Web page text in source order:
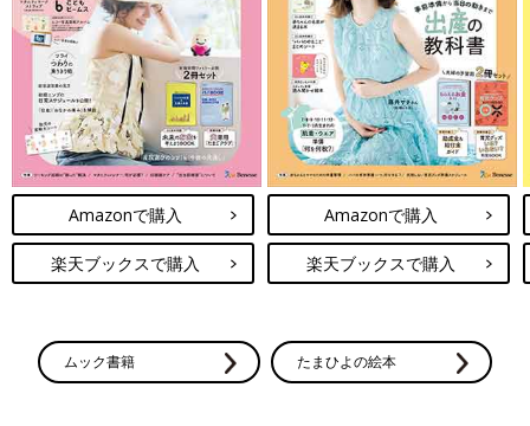
Amazonで購入
楽天ブックスで購入
Amazonで購入
楽天ブックスで購入
ムック書籍 たまひよの絵本